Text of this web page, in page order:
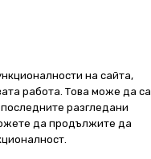
на сайта,
работа. Това може да са
разгледани
да продължите да